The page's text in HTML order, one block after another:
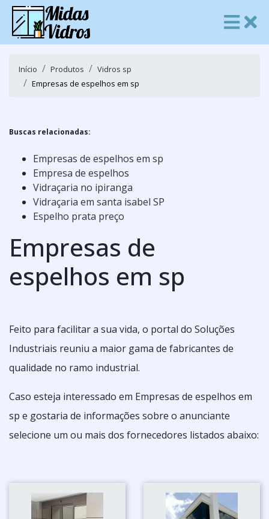
Início Produtos
Vidros sp
Empresas de espelhos em sp
Buscas relacionadas:
Empresas de espelhos em sp
Empresa de espelhos
Vidraçaria no ipiranga
Vidraçaria em santa isabel SP
Espelho prata preço
Empresas de
espelhos em sp
Feito para facilitar a sua vida, o portal do Soluções
Industriais reuniu a maior gama de fabricantes de
qualidade no ramo industrial.
Caso esteja interessado em Empresas de espelhos em
sp e gostaria de informações sobre o anunciante
selecione um ou mais dos fornecedores listados abaixo: